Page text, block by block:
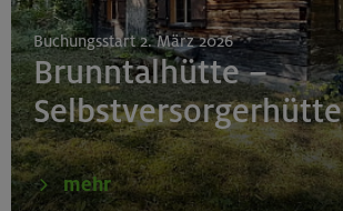
Buchungsstart 2. März 2026
Brunntalhütte –
Selbstversorgerhütte
mehr